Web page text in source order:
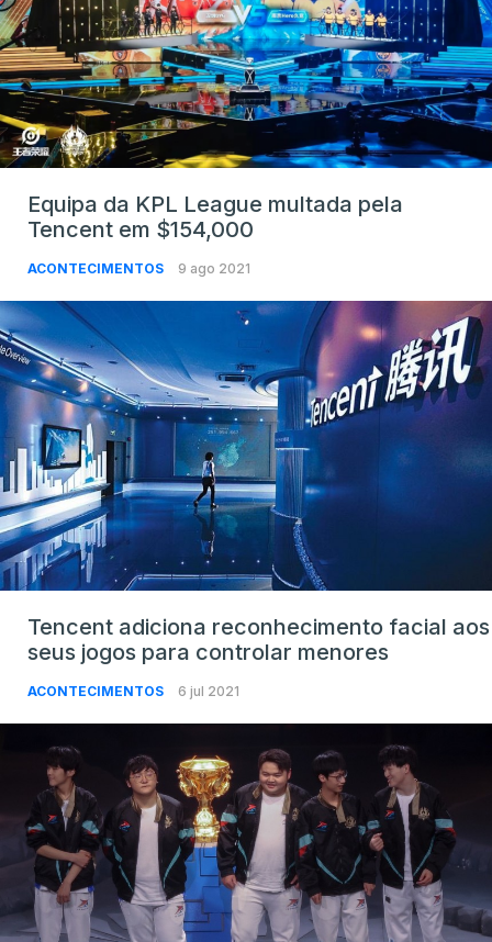
Equipa da KPL League multada pela
Tencent em $154,000
ACONTECIMENTOS 9 ago 2021
Tencent adiciona reconhecimento facial aos
seus jogos para controlar menores
ACONTECIMENTOS 6 jul 2021